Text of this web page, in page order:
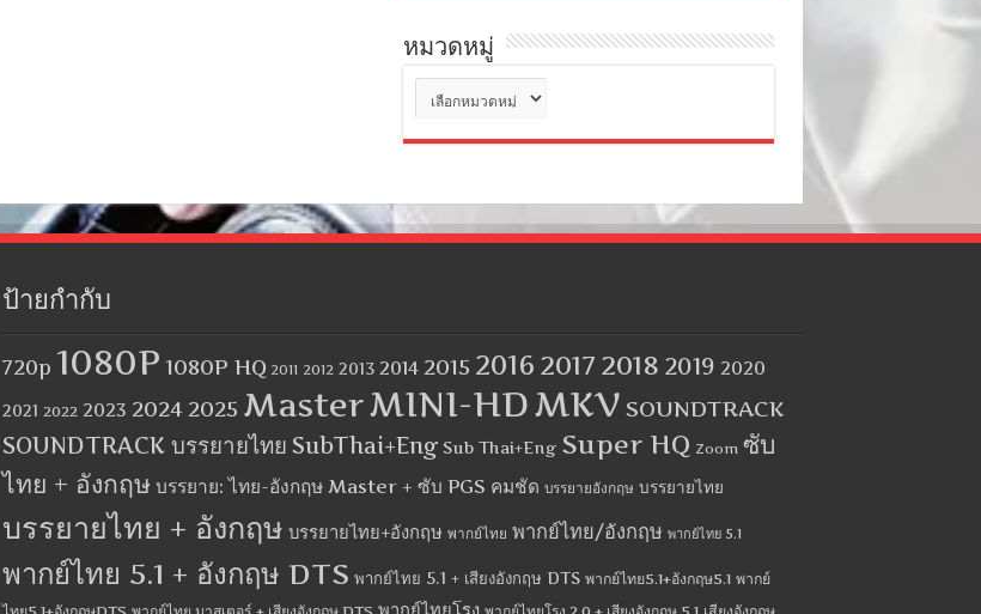
หมวดหมู่
หมู่
ป้ายกำกับ
720p 1080P 1080P HQ 2011 2012 2013 2014 2015 2016 2017 2018 2019 2020
2021 2022 2023 2024 2025 MasterMINI-HDMKV SOUNDTRACK
SOUNDTRACK บรรยายไทย SubThai+Eng Sub Thai+Eng Super HQ Zoom ซับ
ไทย + อังกฤษ บรรยาย: ไทย-อังกฤษ Master + ซับ PGS คมชัด บรรยายอังกฤษ บรรยายไทย
บรรยายไทย + อังกฤษ บรรยายไทย+อังกฤษ พากย์ไทย พากย์ไทย/อังกฤษ พากย์ไทย 5.1
พากย์ไทย 5.1 + อังกฤษ DTS พากย์ไทย 5.1 + เสียงอังกฤษ DTS พากย์ไทย5.1+อังกฤษ5.1 พากย์